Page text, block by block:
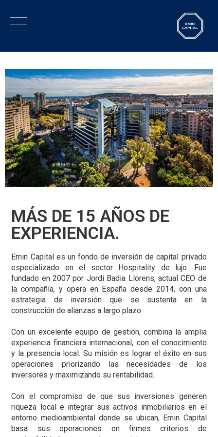
MÁS DE 15 AÑOS DE
EXPERIENCIA.
Emin Capital es un fondo de inversión de capital privado
especializado en el sector Hospitality de lujo. Fue
fundado en 2007 por Jordi Badia Llorens, actual CEO de
la compañía, y opera en España desde 2014, con una
estrategia de inversión que se sustenta en la
construcción de alianzas a largo plazo.
Con un excelente equipo de gestión, combina la amplia
experiencia financiera internacional, con el conocimiento
y la presencia local. Su misión es lograr el éxito en sus
operaciones priorizando las necesidades de los
inversores y maximizando su rentabilidad.
Con el compromiso de que sus inversiones generen
riqueza local e integrar sus activos inmobiliarios en el
entorno medioambiental donde se ubican, Emin Capital
basa sus operaciones en firmes criterios de